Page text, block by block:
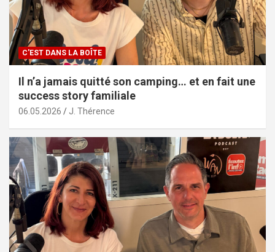
C'EST DANS LA BOÎTE
Il n’a jamais quitté son camping… et en fait une
success story familiale
06.05.2026 J. Thérence